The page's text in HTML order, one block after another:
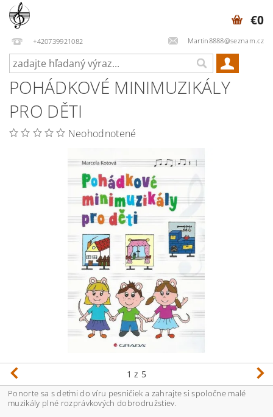
+420739921082 Martin8888@seznam.cz
€0
POHÁDKOVÉ MINIMUZIKÁLY
PRO DĚTI
Neohodnotené
1 z 5
Ponorte sa s deťmi do víru pesničiek a zahrajte si spoločne malé
muzikály plné rozprávkových dobrodružstiev.